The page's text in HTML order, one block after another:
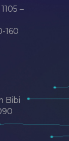
–
160
Bibi